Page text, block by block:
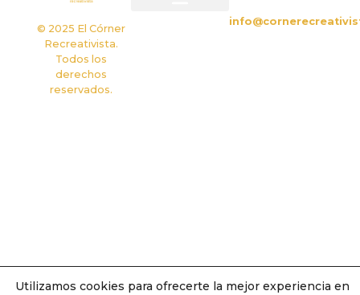
© 2025 El Córner
Recreativista.
Todos los
derechos
reservados.
Utilizamos cookies para ofrecerte la mejor experiencia en